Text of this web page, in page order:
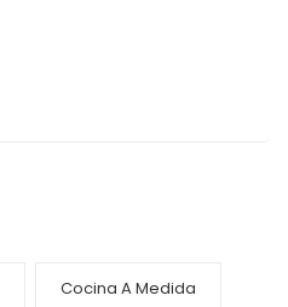
Cocina A Medida